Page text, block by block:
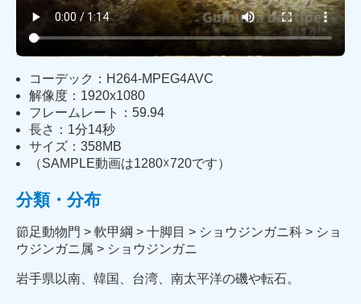
ショウジンガニ：Guinusia dentipes(De Haan, 1835)
撮影地：静岡県伊東市
コーデック：H264-MPEG4AVC
解像度：1920x1080
フレームレート：59.94
長さ：1分14秒
サイズ：358MB
（SAMPLE動画は1280☓720です）
分類・分布
節足動物門 > 軟甲綱 > 十脚目 > ショウジンガニ科 > ショ
ウジンガニ属 > ショウジンガニ
岩手県以南、韓国、台湾、南太平洋の磯や転石。